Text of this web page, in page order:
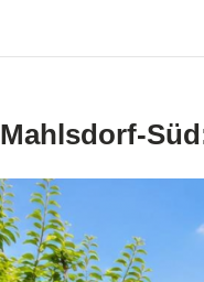
Mahlsdorf-